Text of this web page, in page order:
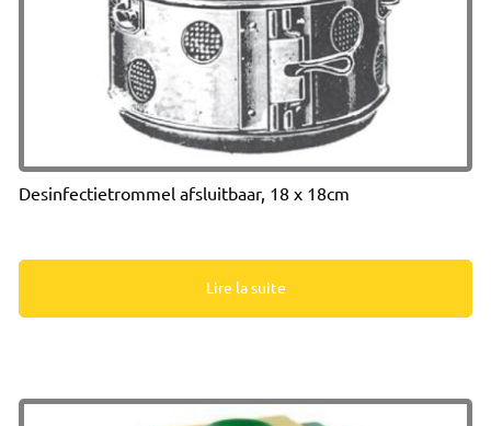
Desinfectietrommel afsluitbaar, 18 x 18cm
Lire la suite